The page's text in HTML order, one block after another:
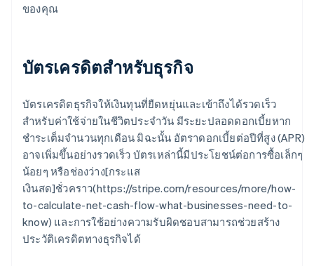
ของคุณ
บัตรเครดิตสำหรับธุรกิจ
บัตรเครดิตธุรกิจให้เงินทุนที่ยืดหยุ่นและเข้าถึงได้รวดเร็ว
สำหรับค่าใช้จ่ายในชีวิตประจำวัน มีระยะปลอดดอกเบี้ยหาก
ชำระเต็มจำนวนทุกเดือน มิฉะนั้น อัตราดอกเบี้ยต่อปีที่สูง (APR)
อาจเพิ่มขึ้นอย่างรวดเร็ว บัตรเหล่านี้มีประโยชน์ต่อการซื้อเล็กๆ
น้อยๆ หรือช่องว่าง[กระแส
เงินสด]ชั่วคราว(https://stripe.com/resources/more/how-
to-calculate-net-cash-flow-what-businesses-need-to-
know) และการใช้อย่างความรับผิดชอบสามารถช่วยสร้าง
ประวัติเครดิตทางธุรกิจได้